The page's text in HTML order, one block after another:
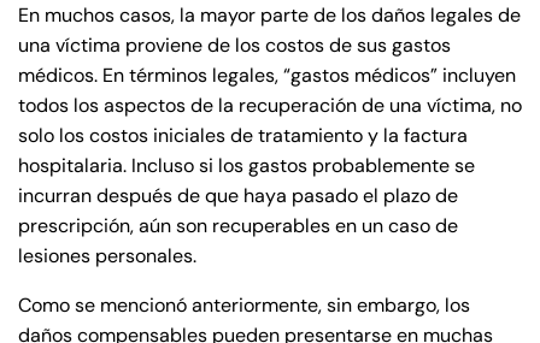
En muchos casos, la mayor parte de los daños legales de
una víctima proviene de los costos de sus gastos
médicos. En términos legales, “gastos médicos” incluyen
todos los aspectos de la recuperación de una víctima, no
solo los costos iniciales de tratamiento y la factura
hospitalaria. Incluso si los gastos probablemente se
incurran después de que haya pasado el plazo de
prescripción, aún son recuperables en un caso de
lesiones personales.
Como se mencionó anteriormente, sin embargo, los
daños compensables pueden presentarse en muchas
Farmington - Hours
Answering Service
24/7
Office Hours
Monday
8:30 AM – 5:00
PM
Tuesday
8:30 AM – 5:00
Wednesday
8:30 AM – 5:00
Enfield - Hours
Answering Service
24/7
Office Hours
Monday
8:30 AM – 5:00
PM
Tuesday
8:30 AM – 5:00
Wednesday
8:30 AM – 5:00